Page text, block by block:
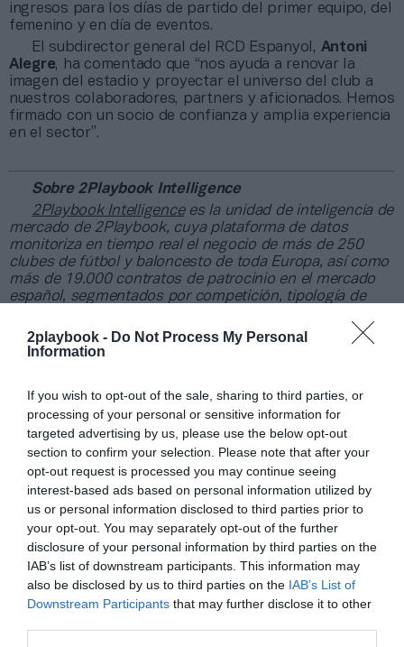
2playbook - Do Not Process My Personal
Information
If you wish to opt-out of the sale, sharing to third parties, or
processing of your personal or sensitive information for
targeted advertising by us, please use the below opt-out
section to confirm your selection. Please note that after your
opt-out request is processed you may continue seeing
interest-based ads based on personal information utilized by
us or personal information disclosed to third parties prior to
your opt-out. You may separately opt-out of the further
disclosure of your personal information by third parties on the
IAB’s list of downstream participants. This information may
also be disclosed by us to third parties on the IAB’s List of
Downstream Participants that may further disclose it to other
Índex2P
ingresos para los días de partido del primer equipo, del
femenino y en día de eventos.
El subdirector general del RCD Espanyol, Antoni
Alegre, ha comentado que “nos ayuda a renovar la
imagen del estadio y proyectar el universo del club a
nuestros colaboradores, partners y aficionados. Hemos
firmado con un socio de confianza y amplia experiencia
en el sector”.
Sobre 2Playbook Intelligence
2Playbook Intelligencees la unidad de inteligencia de
mercado de 2Playbook, cuya plataforma de datos
monitoriza en tiempo real el negocio de más de 250
clubes de fútbol y baloncesto de toda Europa, así como
más de 19.000 contratos de patrocinio en el mercado
español, segmentados por competición, tipología de
económico aproximado de cada acuerdo. Si quieres más
información, contacta con nosotros a través
Añadir 2Playbook
como fuente preferida de Google
de forma gratuita
Mantente informado con las últimas noticias de actualidad.
ACTIVAR AHORA
Compartir
Imprimir